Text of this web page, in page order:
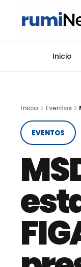
Inicio
Inicio Eventos
EVENTOS